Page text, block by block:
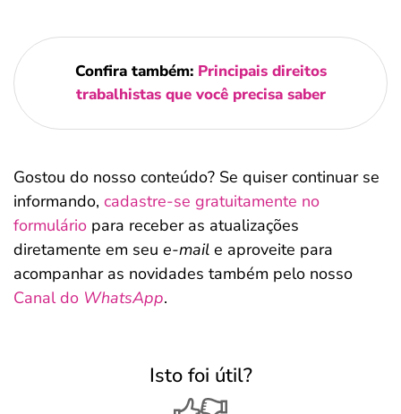
Confira também: Principais direitos
trabalhistas que você precisa saber
Gostou do nosso conteúdo? Se quiser continuar se
informando, cadastre-se gratuitamente no
formulário para receber as atualizações
diretamente em seu e-mail e aproveite para
acompanhar as novidades também pelo nosso
Canal do WhatsApp.
Isto foi útil?